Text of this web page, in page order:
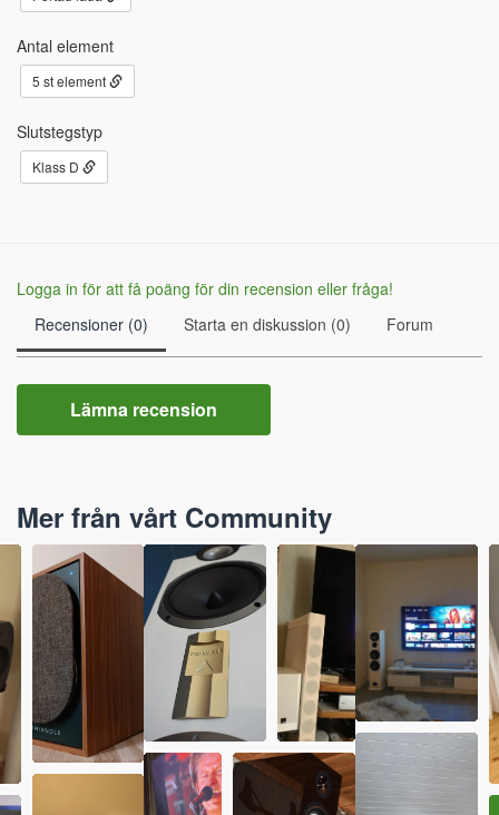
Antal element
5 st element
Slutstegstyp
Klass D
Logga in för att få poäng för din recension eller fråga!
Recensioner (0)
Starta en diskussion (0) Forum
Lämna recension
Mer från vårt Community